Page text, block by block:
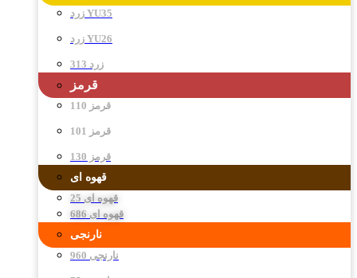
زرد YU35
زرد YU26
زرد 313
قرمز
قرمز 110
قرمز 101
قرمز 130
قهوه ای
قهوه ای 25
قهوه ای 686
نارنجی
نارنجی 960